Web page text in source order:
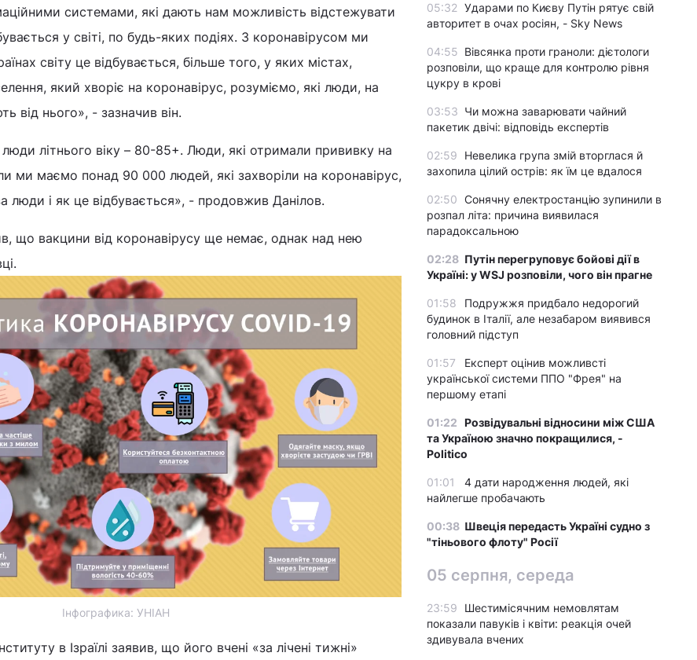
системами, які дають нам можливість відстежувати
у світі, по будь-яких подіях. З коронавірусом ми
світу це відбувається, більше того, у яких містах,
який хворіє на коронавірус, розуміємо, які люди, на
від нього», - зазначив він.
літнього віку – 80-85+. Люди, які отримали прививку на
ми маємо понад 90 000 людей, які захворіли на коронавірус,
люди і як це відбувається», - продовжив Данілов.
що вакцини від коронавірусу ще немає, однак над нею
Інфографика: УНІАН
в Ізраїлі заявив, що його вчені «за лічені тижні»
05:32 Ударами по Києву Путін рятує свій
авторитет в очах росіян, - Sky News
04:55 Вівсянка проти граноли: дієтологи
розповіли, що краще для контролю рівня
цукру в крові
03:53 Чи можна заварювати чайний
пакетик двічі: відповідь експертів
02:59
Невелика група змій вторглася й
захопила цілий острів: як їм це вдалося
02:50 Сонячну електростанцію зупинили в
розпал літа: причина виявилася
парадоксальною
02:28 Путін перегруповує бойові дії в
Україні: у WSJ розповіли, чого він прагне
01:58
Подружжя придбало недорогий
будинок в Італії, але незабаром виявився
головний підступ
01:57
Експерт оцінив можливсті
української системи ППО "Фрея" на
першому етапі
01:22 Розвідувальні відносини між США
та Україною значно покращилися, -
Politico
01:01
4 дати народження людей, які
найлегше пробачають
00:38 Швеція передасть Україні судно з
"тіньового флоту" Росії
05 серпня, середа
23:59
Шестимісячним немовлятам
показали павуків і квіти: реакція очей
здивувала вчених